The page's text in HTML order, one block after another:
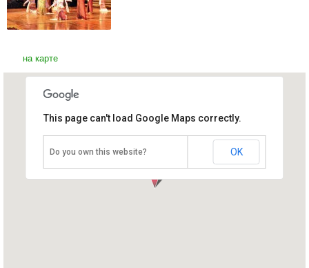
на карте
Этнографическая деревня и Сад
This page can't load Google Maps correctly.
Do you own this website? OK